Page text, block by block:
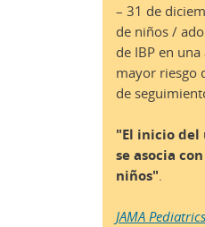
– 31 de
de niños /
de IBP en
mayor riesgo
de
"El inicio del
se asocia
niños".
JAMA Pediatrics